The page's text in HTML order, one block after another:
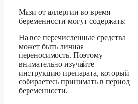
Мази от аллергии во время
беременности могут содержать:
На все перечисленные средства
может быть личная
переносимость. Поэтому
внимательно изучайте
инструкцию препарата, который
собираетесь принимать в период
беременности.